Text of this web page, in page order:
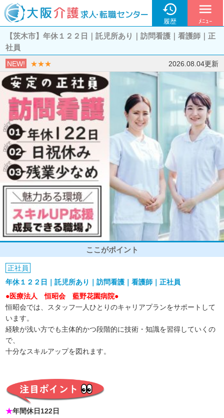

履歴
menu
ﾒﾆｭｰ
【茨木市】年休１２２日｜託児所あり｜訪問看護｜看護師｜正
社員
NEW! ★★★ 2026.08.04更新
ここがポイント
正社員
年休１２２日｜託児所あり｜訪問看護｜看護師｜正社員
●医療法人 恒昭会 藍野花園病院●
恒昭会では、スタッフ一人ひとりのキャリアプランをサポートして
います。
経験が浅い方でも主体的かつ段階的に技術・知識を習得していくの
で、
十分なスキルアップを図れます。
★年間休日122日